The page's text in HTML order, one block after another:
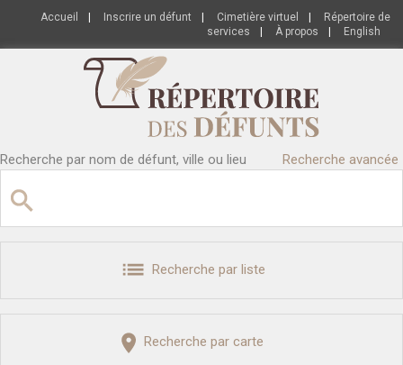
Accueil Inscrire un défunt Cimetière virtuel
Répertoire de
services
À propos English
Recherche par nom de défunt, ville ou lieu Recherche avancée
Recherche par liste
Recherche par carte